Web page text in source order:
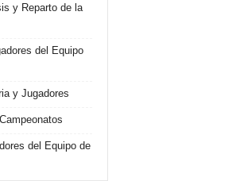
y Reparto de la
del Equipo
y Jugadores
del Equipo de